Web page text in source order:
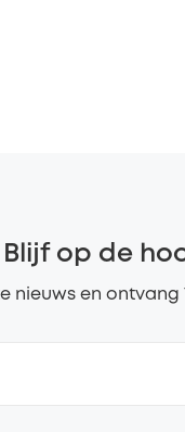
Blijf op de
nieuws en ontvang